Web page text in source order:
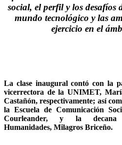
social, el perfil y los desafíos
mundo tecnológico y las
ejercicio en el
La clase inaugural contó con la
vicerrectora de la UNIMET,
Castañón, respectivamente; así
la Escuela de Comunicación
Courleander, y la decana
Humanidades, Milagros Briceño.